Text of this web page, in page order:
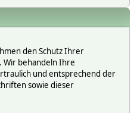
den Schutz Ihrer
Wir behandeln Ihre
und entsprechend der
sowie dieser